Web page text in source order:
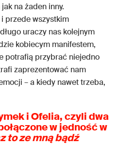
na żaden inny.
przede wszystkim
uraczy nas kolejnym
kobiecym manifestem,
potrafią przybrać niejedno
zaprezentować nam
– a kiedy nawet trzeba,
i Ofelia, czyli dwa
w jedność w
to ze mną bądź